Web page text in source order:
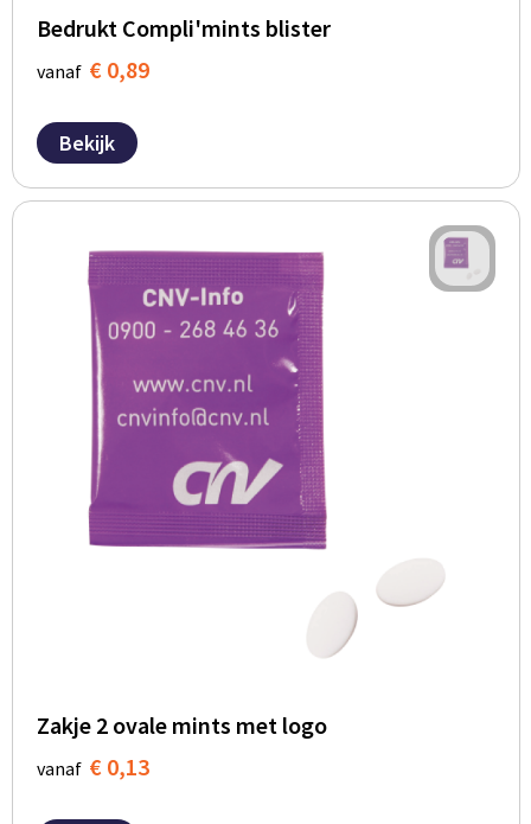
Bedrukt Compli'mints blister
vanaf € 0,89
Bekijk
Zakje 2 ovale mints met logo
vanaf € 0,13